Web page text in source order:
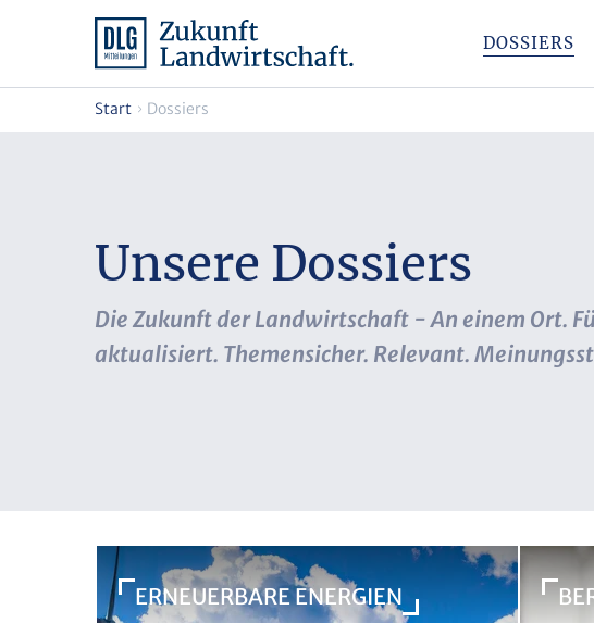
DOSSIERS
Start Dossiers
Unsere Dossiers
Die Zukunft der Landwirtschaft - An einem Ort.
aktualisiert. Themensicher. Relevant.
ERNEUERBARE ENERGIEN